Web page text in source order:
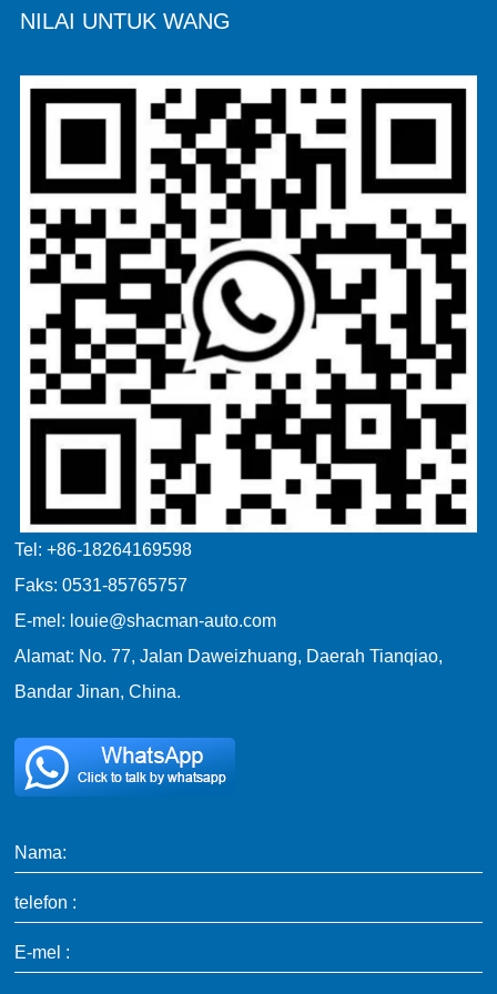
NILAI UNTUK WANG
Tel: +86-18264169598
Faks: 0531-85765757
E-mel: louie@shacman-auto.com
Alamat: No. 77, Jalan Daweizhuang, Daerah Tianqiao,
Bandar Jinan, China.
Nama:
telefon :
E-mel :